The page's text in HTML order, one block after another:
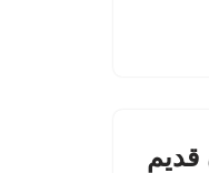
قدیم